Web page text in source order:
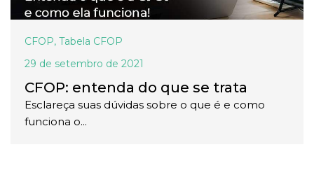
CFOP, Tabela CFOP
29 de setembro de 2021
CFOP: entenda do que se trata
Esclareça suas dúvidas sobre o que é e como
funciona o...